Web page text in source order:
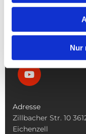
Nur
Die Kirchen
Adresse
Zillbacher Str. 10
Eichenzell